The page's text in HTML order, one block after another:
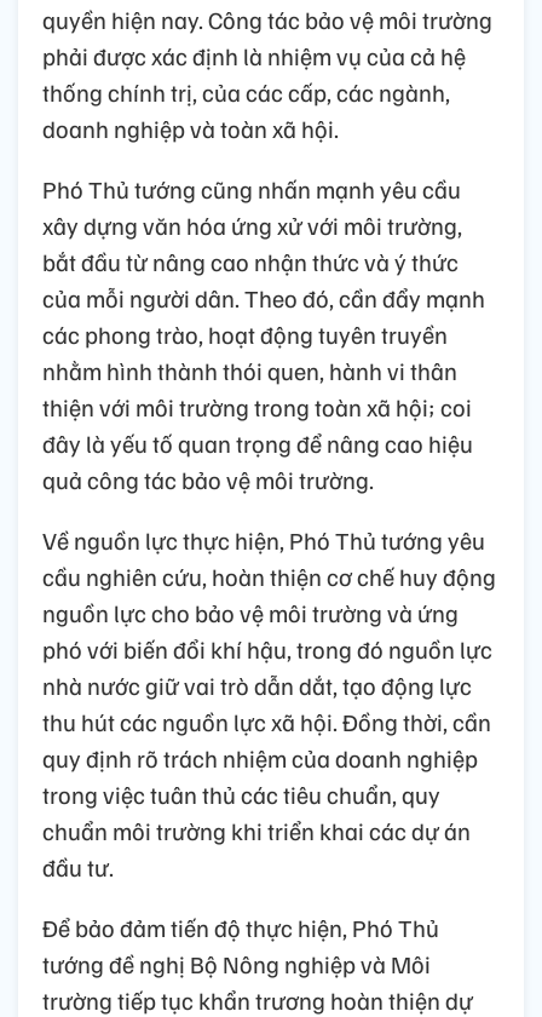
quyền hiện nay. Công tác bảo vệ môi trường
phải được xác định là nhiệm vụ của cả hệ
thống chính trị, của các cấp, các ngành,
doanh nghiệp và toàn xã hội.
Phó Thủ tướng cũng nhấn mạnh yêu cầu
xây dựng văn hóa ứng xử với môi trường,
bắt đầu từ nâng cao nhận thức và ý thức
của mỗi người dân. Theo đó, cần đẩy mạnh
các phong trào, hoạt động tuyên truyền
nhằm hình thành thói quen, hành vi thân
thiện với môi trường trong toàn xã hội; coi
đây là yếu tố quan trọng để nâng cao hiệu
quả công tác bảo vệ môi trường.
Về nguồn lực thực hiện, Phó Thủ tướng yêu
cầu nghiên cứu, hoàn thiện cơ chế huy động
nguồn lực cho bảo vệ môi trường và ứng
phó với biến đổi khí hậu, trong đó nguồn lực
nhà nước giữ vai trò dẫn dắt, tạo động lực
thu hút các nguồn lực xã hội. Đồng thời, cần
quy định rõ trách nhiệm của doanh nghiệp
trong việc tuân thủ các tiêu chuẩn, quy
chuẩn môi trường khi triển khai các dự án
đầu tư.
Để bảo đảm tiến độ thực hiện, Phó Thủ
tướng đề nghị Bộ Nông nghiệp và Môi
trường tiếp tục khẩn trương hoàn thiện dự